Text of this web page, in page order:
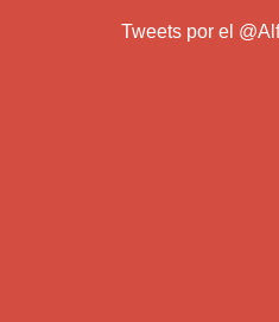
Tweets por el